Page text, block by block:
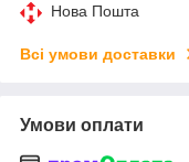
Нова Пошта
Всі умови доставки
Умови оплати